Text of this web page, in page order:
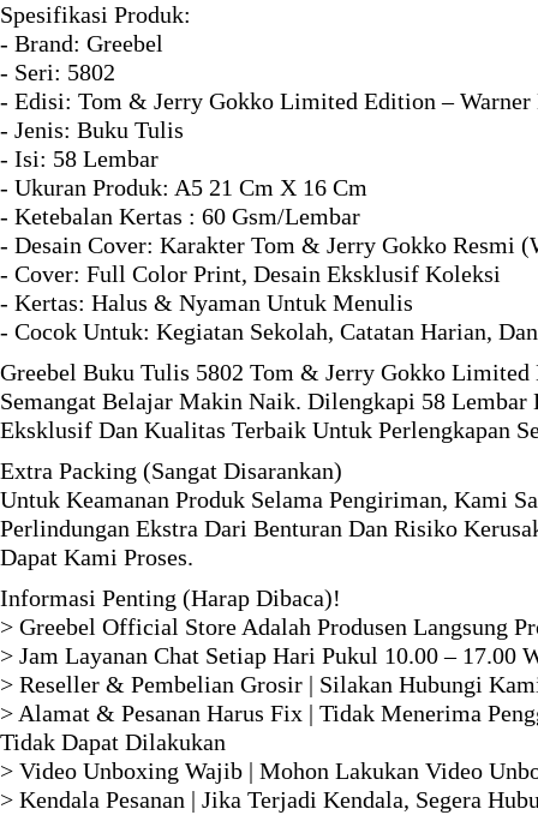
Spesifikasi Produk:
- Brand: Greebel
- Seri: 5802
- Edisi: Tom & Jerry Gokko Limited Edition – Warner
- Jenis: Buku Tulis
- Isi: 58 Lembar
- Ukuran Produk: A5 21 Cm X 16 Cm
- Ketebalan Kertas : 60 Gsm/Lembar
- Desain Cover: Karakter Tom & Jerry Gokko Resmi
- Cover: Full Color Print, Desain Eksklusif Koleksi
- Kertas: Halus & Nyaman Untuk Menulis
- Cocok Untuk: Kegiatan Sekolah, Catatan Harian,
Greebel Buku Tulis 5802 Tom & Jerry Gokko
Semangat Belajar Makin Naik. Dilengkapi 58 Lembar
Eksklusif Dan Kualitas Terbaik Untuk Perlengkapan
Extra Packing (Sangat Disarankan)
Untuk Keamanan Produk Selama Pengiriman, Kami
Perlindungan Ekstra Dari Benturan Dan Risiko
Dapat Kami Proses.
Informasi Penting (Harap Dibaca)!
> Greebel Official Store Adalah Produsen Langsung
> Jam Layanan Chat Setiap Hari Pukul 10.00 –
> Reseller & Pembelian Grosir | Silakan Hubungi
> Alamat & Pesanan Harus Fix | Tidak Menerima
Tidak Dapat Dilakukan
> Video Unboxing Wajib | Mohon Lakukan Video
> Kendala Pesanan | Jika Terjadi Kendala, Segera